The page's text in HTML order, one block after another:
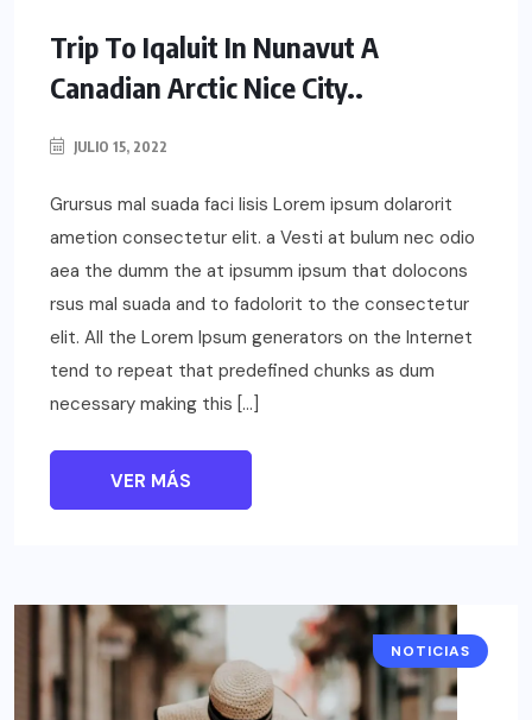
Trip To Iqaluit In Nunavut A
Canadian Arctic Nice City..
JULIO 15, 2022
Grursus mal suada faci lisis Lorem ipsum dolarorit
ametion consectetur elit. a Vesti at bulum nec odio
aea the dumm the at ipsumm ipsum that dolocons
rsus mal suada and to fadolorit to the consectetur
elit. All the Lorem Ipsum generators on the Internet
tend to repeat that predefined chunks as dum
necessary making this […]
VER MÁS
NOTICIAS